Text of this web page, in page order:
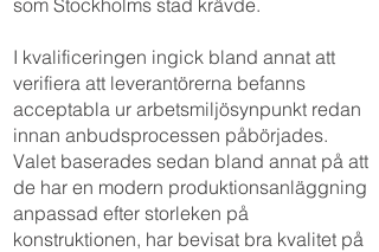
som Stockholms stad krävde.
I kvalificeringen ingick bland annat att
verifiera att leverantörerna befanns
acceptabla ur arbetsmiljösynpunkt redan
innan anbudsprocessen påbörjades.
Valet baserades sedan bland annat på att
de har en modern produktionsanläggning
anpassad efter storleken på
konstruktionen, har bevisat bra kvalitet på